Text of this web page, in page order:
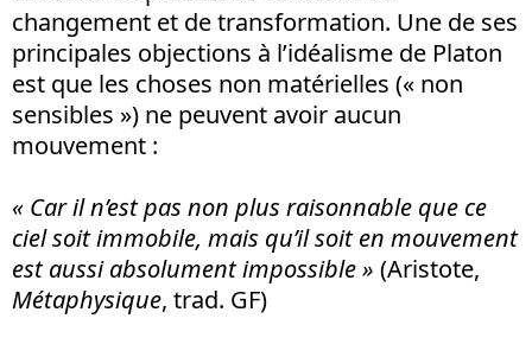
changement et de transformation. Une de ses
principales objections à l’idéalisme de Platon
est que les choses non matérielles (« non
sensibles ») ne peuvent avoir aucun
mouvement :
« Car il n’est pas non plus raisonnable que ce
ciel soit immobile, mais qu’il soit en mouvement
est aussi absolument impossible » (Aristote,
Métaphysique, trad. GF)